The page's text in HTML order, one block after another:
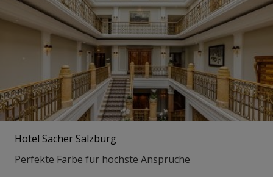
Hotel Sacher Salzburg
Perfekte Farbe für höchste Ansprüche